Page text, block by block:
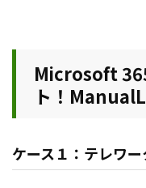
Microsoft
ト！
ケース１：テレワ